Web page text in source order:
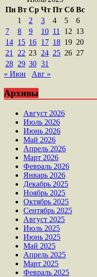
Пн Вт Ср Чт Пт Сб Вс
1
2 3 4 5
6
7
8 9 10 11 12 13
14 15 16 17 18 19 20
21
22 23 24 25 26 27
28 29 30 31
« Июн
Авг »
Архивы
Август 2026
Июль 2026
Июнь 2026
Май 2026
Апрель 2026
Март 2026
Февраль 2026
Январь 2026
Декабрь 2025
Ноябрь 2025
Октябрь 2025
Сентябрь 2025
Август 2025
Июль 2025
Июнь 2025
Май 2025
Апрель 2025
Март 2025
Февраль 2025